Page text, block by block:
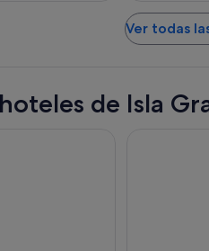
Ver todas
de Isla